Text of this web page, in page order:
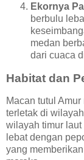
Ekornya
berbulu
medan
dari cuaca
Habitat dan
Macan tutul
terletak di
wilayah timur
lebat dengan
yang